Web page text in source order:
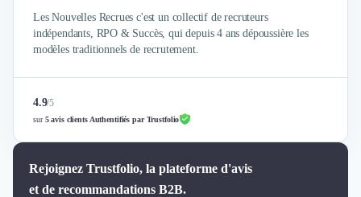
Direction Artistique
Cybersécurité
Logiciel E-Commerce
Bureaux d'Entreprise
Impression
Logistique
Traduction
Les Nouvelles Recrues c'est un collectif de recruteurs
indépendants, RPO & Succès, qui depuis 4 ans dépoussière les
modèles traditionnels de recrutement.
4.9/5
sur5 avis clients Authentifiés par Trustfolio
Rejoignez Trustfolio, la plateforme d'avis
et de recommandations B2B.